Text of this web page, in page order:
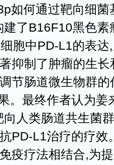
如何通过靶向细菌
了B16F10黑色素
胞中PD-L1的表
抑制了肿瘤的生
节肠道微生物群
。最终作者认为姜
人类肠道共生菌
PD-L1治疗的疗效
疫疗法相结合,为